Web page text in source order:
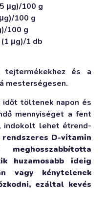
μg)/100 g
100 g
100 g
(1 μg)/1 db
és a
mesterségesen.
időt töltenek napon és
mennyiséget a fent
indokolt lehet étrend-
rendszeres D-vitamin
huzamosabb ideig
vagy kénytelenek
ezáltal kevés